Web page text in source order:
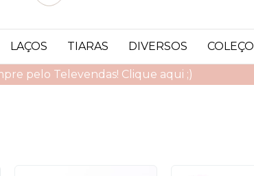
pelo Televendas! Clique aqui ;)
LAÇOS TIARAS DIVERSOS